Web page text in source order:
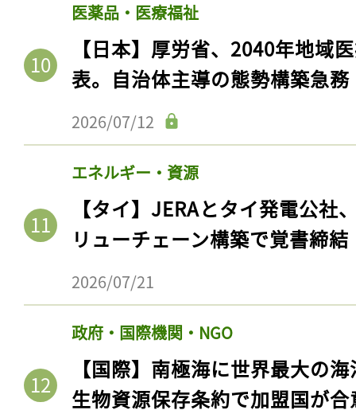
医薬品・医療福祉
【日本】厚労省、2040年地域
表。自治体主導の態勢構築急務
2026/07/12
エネルギー・資源
【タイ】JERAとタイ発電公社
リューチェーン構築で覚書締結
2026/07/21
政府・国際機関・NGO
【国際】南極海に世界最大の
生物資源保存条約で加盟国が合